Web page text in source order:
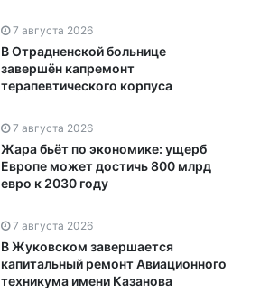
7 августа 2026
В Отрадненской больнице
завершён капремонт
терапевтического корпуса
7 августа 2026
Жара бьёт по экономике: ущерб
Европе может достичь 800 млрд
евро к 2030 году
7 августа 2026
В Жуковском завершается
капитальный ремонт Авиационного
техникума имени Казанова